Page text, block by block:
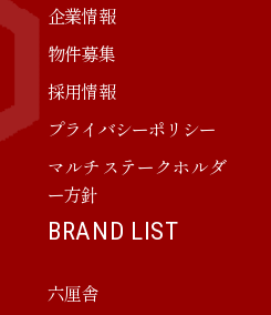
企業情報
物件募集
採用情報
プライバシーポリシー
マルチステークホルダ
ー方針
BRAND LIST
六厘舎